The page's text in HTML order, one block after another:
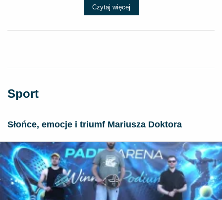
Czytaj więcej
Sport
Słońce, emocje i triumf Mariusza Doktora